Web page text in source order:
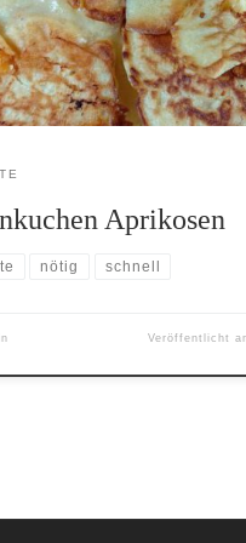
Aprikosen
nötig schnell
Veröffentlicht